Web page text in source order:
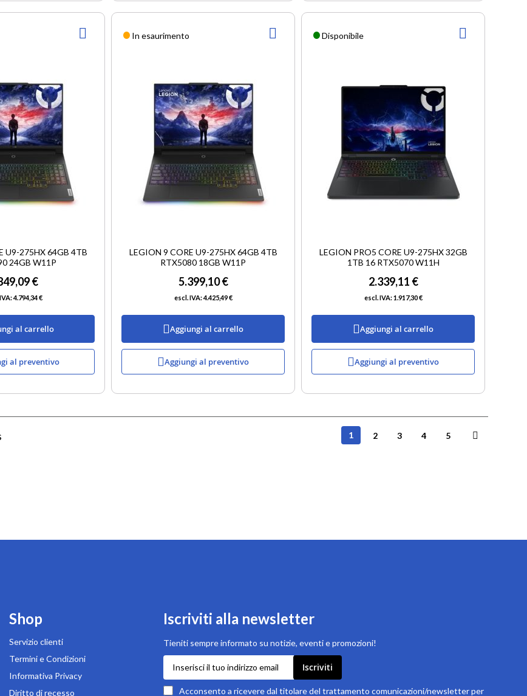
U9-275HX 64GB 4TB
24GB W11P
€
4.794,34 €
al carrello
al preventivo
AGGIUNGIIn esaurimento
LEGION 9 CORE U9-275HX 64GB 4TB
RTX5080 18GB W11P
5.399,10 €
4.425,49 €
Aggiungi al carrello
Aggiungi al preventivo
AGGIUNGIDisponibile
LEGION PRO5 CORE U9-275HX 32GB
1TB 16 RTX5070 W11H
2.339,11 €
1.917,30 €
Aggiungi al carrello
Aggiungi al preventivo
Attualmente stai leggendo la pagina
1 Pagina
2 Pagina
3 Pagina
4 Pagina
5
Shop
Servizio clienti
Termini e Condizioni
Informativa Privacy
Diritto di recesso
Iscriviti alla newsletter
Tieniti sempre informato su notizie, eventi e promozioni!
Iscriviti
alla
nostra
Iscriviti
Acconsento a ricevere dal titolare del trattamento comunicazioni/newsletter per